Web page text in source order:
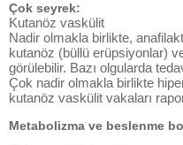
Çok seyrek:
Kutanöz vaskülit
Nadir olmakla birlikte,
kutanöz (büllü erüpsiyonlar)
görülebilir. Bazı olgularda
Çok nadir olmakla birlikte
kutanöz vaskülit vakaları
Metabolizma ve beslenme